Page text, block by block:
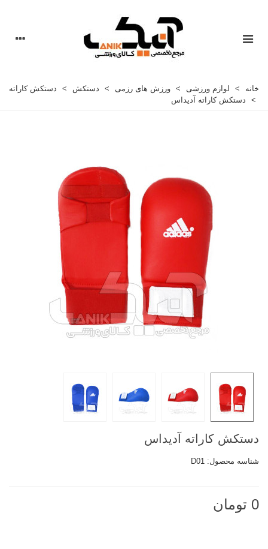
خانه > لوازم ورزشی > ورزش های رزمی > دستکش >
دستکش کاراته
>
دستکش کاراته آدیداس
دستکش کاراته آدیداس
شناسه محصول: D01
0 تومان